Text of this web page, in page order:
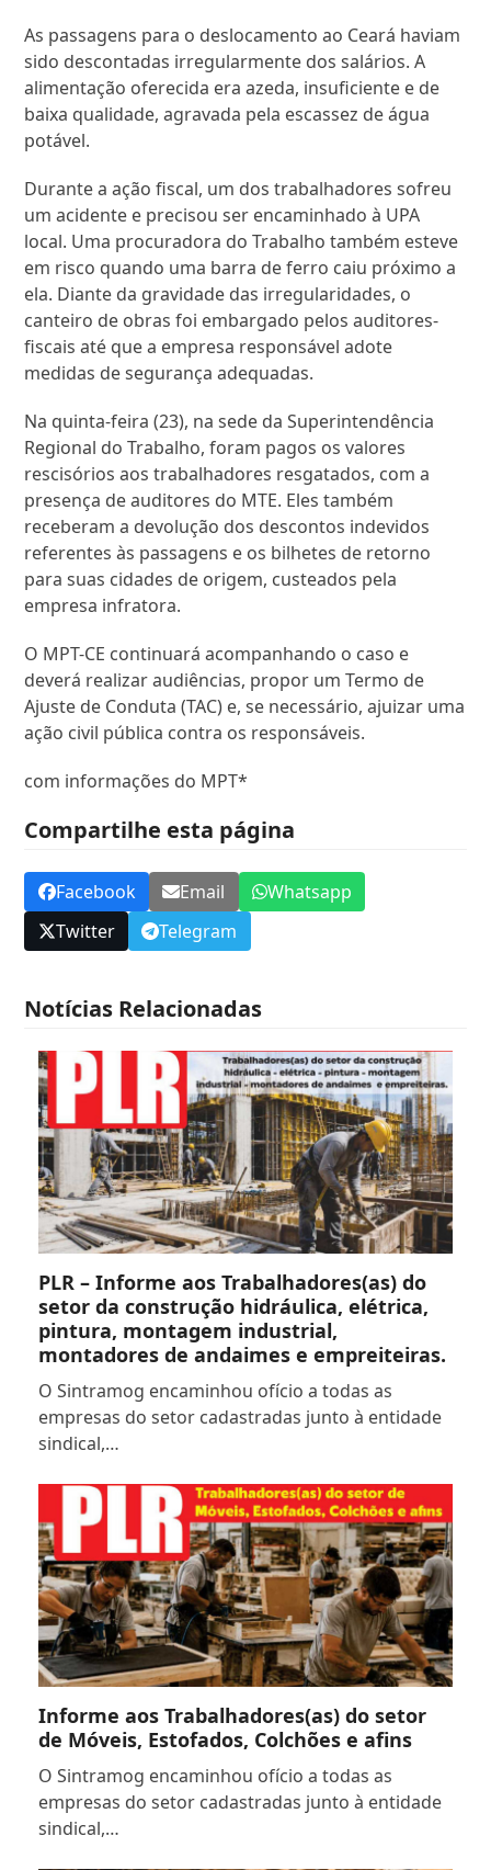
As passagens para o deslocamento ao Ceará haviam
sido descontadas irregularmente dos salários. A
alimentação oferecida era azeda, insuficiente e de
baixa qualidade, agravada pela escassez de água
potável.
Durante a ação fiscal, um dos trabalhadores sofreu
um acidente e precisou ser encaminhado à UPA
local. Uma procuradora do Trabalho também esteve
em risco quando uma barra de ferro caiu próximo a
ela. Diante da gravidade das irregularidades, o
canteiro de obras foi embargado pelos auditores-
fiscais até que a empresa responsável adote
medidas de segurança adequadas.
Na quinta-feira (23), na sede da Superintendência
Regional do Trabalho, foram pagos os valores
rescisórios aos trabalhadores resgatados, com a
presença de auditores do MTE. Eles também
receberam a devolução dos descontos indevidos
referentes às passagens e os bilhetes de retorno
para suas cidades de origem, custeados pela
empresa infratora.
O MPT-CE continuará acompanhando o caso e
deverá realizar audiências, propor um Termo de
Ajuste de Conduta (TAC) e, se necessário, ajuizar uma
ação civil pública contra os responsáveis.
com informações do MPT*
Compartilhe esta página
Facebook Email
Whatsapp
Twitter
Telegram
Notícias Relacionadas
PLR – Informe aos Trabalhadores(as) do
setor da construção hidráulica, elétrica,
pintura, montagem industrial,
montadores de andaimes e empreiteiras.
O Sintramog encaminhou ofício a todas as
empresas do setor cadastradas junto à entidade
sindical,…
Informe aos Trabalhadores(as) do setor
de Móveis, Estofados, Colchões e afins
O Sintramog encaminhou ofício a todas as
empresas do setor cadastradas junto à entidade
sindical,…